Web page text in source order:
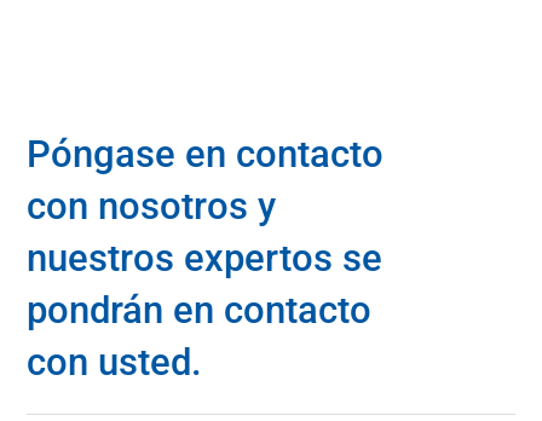
Póngase en contacto
con nosotros y
nuestros expertos se
pondrán en contacto
con usted.